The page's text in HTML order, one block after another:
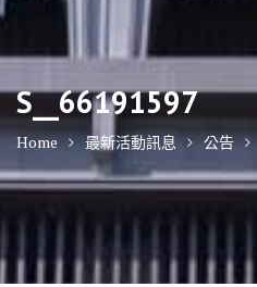
S__66191597
Home 最新活動訊息 公告